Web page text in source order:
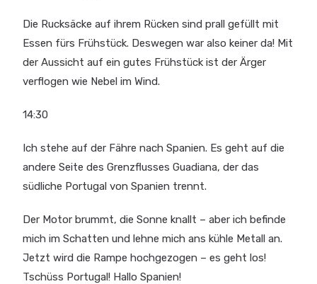
Die Rucksäcke auf ihrem Rücken sind prall gefüllt mit
Essen fürs Frühstück. Deswegen war also keiner da! Mit
der Aussicht auf ein gutes Frühstück ist der Ärger
verflogen wie Nebel im Wind.
14:30
Ich stehe auf der Fähre nach Spanien. Es geht auf die
andere Seite des Grenzflusses Guadiana, der das
südliche Portugal von Spanien trennt.
Der Motor brummt, die Sonne knallt – aber ich befinde
mich im Schatten und lehne mich ans kühle Metall an.
Jetzt wird die Rampe hochgezogen – es geht los!
Tschüss Portugal! Hallo Spanien!